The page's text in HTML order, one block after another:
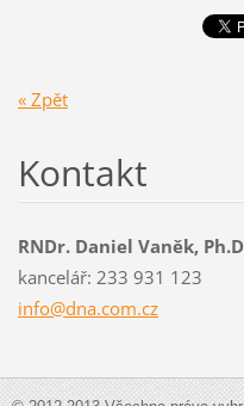
« Zpět
Kontakt
RNDr. Daniel Vaněk,
kancelář: 233 931 123
info@dna.com.cz